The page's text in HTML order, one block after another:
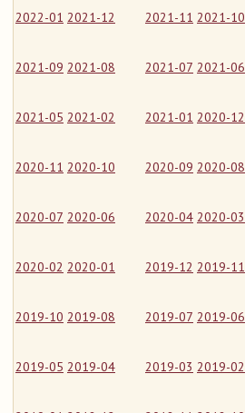
2022-01 2021-12 2021-11 2021-10
2021-09 2021-08 2021-07 2021-06
2021-05 2021-02 2021-01 2020-12
2020-11 2020-10 2020-09 2020-08
2020-07 2020-06 2020-04 2020-03
2020-02 2020-01 2019-12 2019-11
2019-10 2019-08 2019-07 2019-06
2019-05 2019-04 2019-03 2019-02